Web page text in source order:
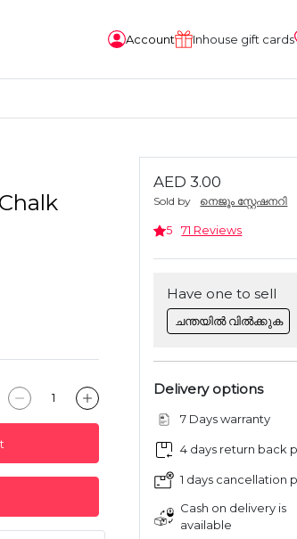
Account Inhouse gift cards
AED 3.00
Sold by നെജൂം സ്റ്റേഷനറി
5 71 Reviews
Have one to sell
ചന്തയിൽ വിൽക്കുക
Delivery options
7 Days warranty
4 days return back
1 days cancellation
Cash on delivery is
available